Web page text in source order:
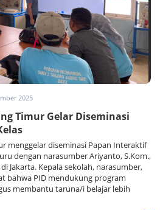
2025
Timur Gelar Diseminasi
menggelar diseminasi Papan Interaktif
dengan narasumber Ariyanto, S.Kom.,
Jakarta. Kepala sekolah, narasumber,
bahwa PID mendukung program
membantu taruna/i belajar lebih